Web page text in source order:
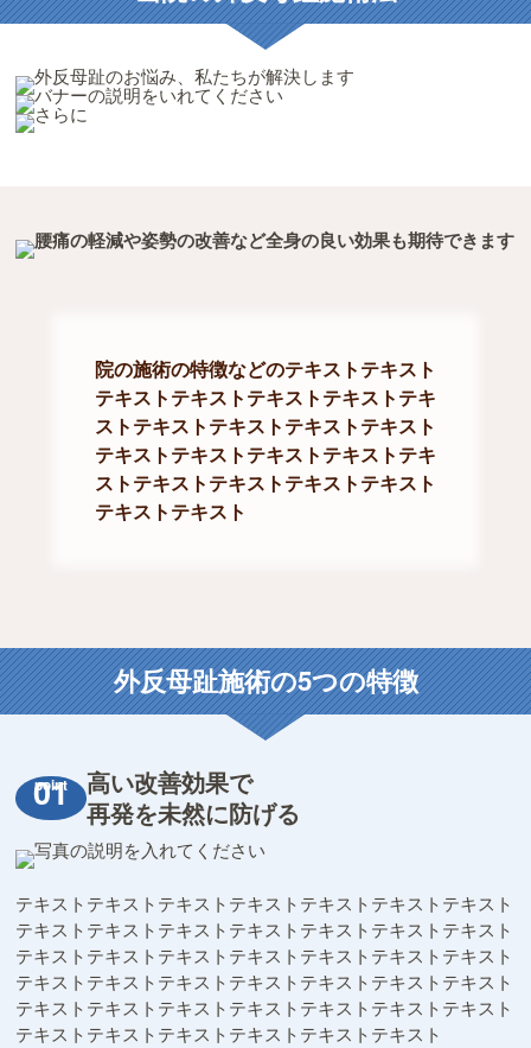
院の施術の特徴などのテキストテキスト
テキストテキストテキストテキストテキ
ストテキストテキストテキストテキスト
テキストテキストテキストテキストテキ
ストテキストテキストテキストテキスト
テキストテキスト
外反母趾施術の5つの特徴
高い改善効果で
再発を未然に防げる
テキストテキストテキストテキストテキストテキストテキスト
テキストテキストテキストテキストテキストテキストテキスト
テキストテキストテキストテキストテキストテキストテキスト
テキストテキストテキストテキストテキストテキストテキスト
テキストテキストテキストテキストテキストテキストテキスト
テキストテキストテキストテキストテキストテキスト